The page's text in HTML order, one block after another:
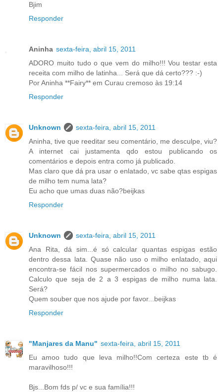
Bjim
Responder
Aninha sexta-feira, abril 15, 2011
ADORO muito tudo o que vem do milho!!! Vou testar esta
receita com milho de latinha... Será que dá certo??? :-)
Por Aninha **Fairy** em Curau cremoso às 19:14
Responder
Unknown
sexta-feira, abril 15, 2011
Aninha, tive que reeditar seu comentário, me desculpe, viu?
A internet cai justamenta qdo estou publicando os
comentários e depois entra como já publicado.
Mas claro que dá pra usar o enlatado, vc sabe qtas espigas
de milho tem numa lata?
Eu acho que umas duas não?beijkas
Responder
Unknown
sexta-feira, abril 15, 2011
Ana Rita, dá sim...é só calcular quantas espigas estão
dentro dessa lata. Quase não uso o milho enlatado, aqui
encontra-se fácil nos supermercados o milho no sabugo.
Calculo que seja de 2 a 3 espigas de milho numa lata.
Será?
Quem souber que nos ajude por favor...beijkas
Responder
"Manjares da Manu" sexta-feira, abril 15, 2011
Eu amoo tudo que leva milho!!Com certeza este tb é
maravilhoso!!!
Bjs...Bom fds p/ vc e sua família!!!